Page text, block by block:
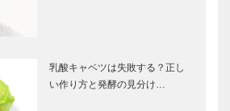
乳酸キャベツは失敗する？正し
い作り方と発酵の見分け…